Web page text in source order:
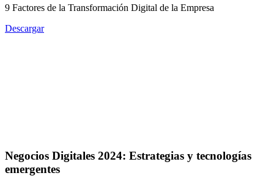
9 Factores de la Transformación Digital de la Empresa
Descargar
Negocios Digitales 2024: Estrategias y tecnologías
emergentes